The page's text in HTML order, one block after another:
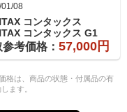
08
コンタックス
コンタックス G1
考価格： 57,000円
格は、商品の状態・付属品の有
ます。